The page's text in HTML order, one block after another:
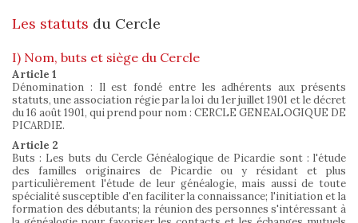
Les statuts du Cercle
I) Nom, buts et siège du Cercle
Article 1
Dénomination : Il est fondé entre les adhérents aux présents
statuts, une association régie par la loi du 1er juillet 1901 et le décret
du 16 août 1901, qui prend pour nom : CERCLE GENEALOGIQUE DE
PICARDIE.
Article 2
Buts : Les buts du Cercle Généalogique de Picardie sont : l'étude
des familles originaires de Picardie ou y résidant et plus
particulièrement l'étude de leur généalogie, mais aussi de toute
spécialité susceptible d'en faciliter la connaissance; l'initiation et la
formation des débutants; la réunion des personnes s'intéressant à